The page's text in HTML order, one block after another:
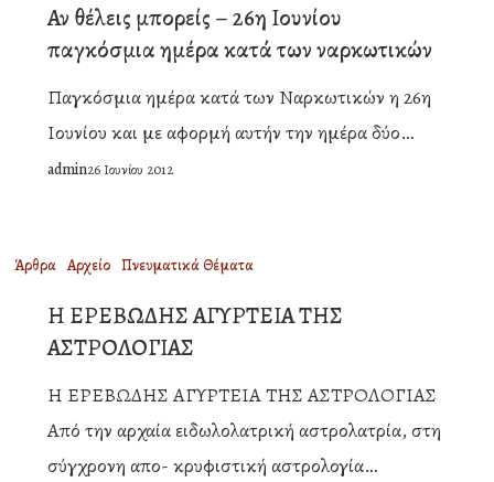
Ιουνίου
παγκόσμια
των
ναρκωτικών
Αν θέλεις μπορείς – 26η Ιουνίου
παγκόσμια ημέρα κατά των ναρκωτικών
Παγκόσμια ημέρα κατά των Ναρκωτικών η 26η
Ιουνίου και με αφορμή αυτήν την ημέρα δύο…
admin26 Ιουνίου 2012
Η
ΑΓΥΡΤΕΙΑ
ΑΣΤΡΟΛΟΓΙΑΣ
Άρθρα Αρχείο Πνευματικά Θέματα
Η ΕΡΕΒΩΔΗΣ ΑΓΥΡΤΕΙΑ ΤΗΣ
ΑΣΤΡΟΛΟΓΙΑΣ
Η ΕΡΕΒΩΔΗΣ ΑΓΥΡΤΕΙΑ ΤΗΣ ΑΣΤΡΟΛΟΓΙΑΣ
Από την αρχαία ειδωλολατρική αστρολατρία, στη
σύγχρονη απο- κρυφιστική αστρολογία…